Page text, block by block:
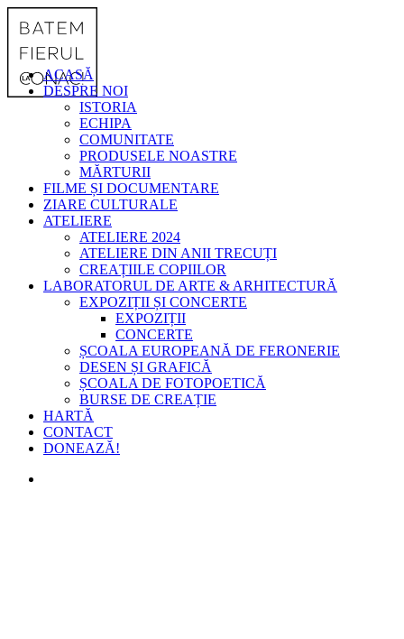
ACASĂ
DESPRE NOI
ISTORIA
ECHIPA
COMUNITATE
PRODUSELE NOASTRE
MĂRTURII
FILME ȘI DOCUMENTARE
ZIARE CULTURALE
ATELIERE
ATELIERE 2024
ATELIERE DIN ANII TRECUȚI
CREAȚIILE COPIILOR
LABORATORUL DE ARTE & ARHITECTURĂ
EXPOZIȚII ȘI CONCERTE
EXPOZIȚII
CONCERTE
ȘCOALA EUROPEANĂ DE FERONERIE
DESEN ȘI GRAFICĂ
ȘCOALA DE FOTOPOETICĂ
BURSE DE CREAȚIE
HARTĂ
CONTACT
DONEAZĂ!